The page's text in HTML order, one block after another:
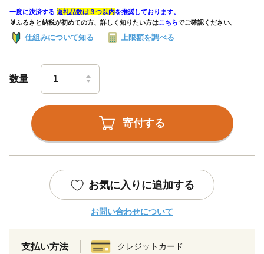
一度に決済する 返礼品数は３つ以内を推奨しております。
🔰ふるさと納税が初めての方、詳しく知りたい方はこちらでご確認ください。
仕組みについて知る 上限額を調べる
数量
寄付する
お気に入りに追加する
お問い合わせについて
支払い方法 クレジットカード